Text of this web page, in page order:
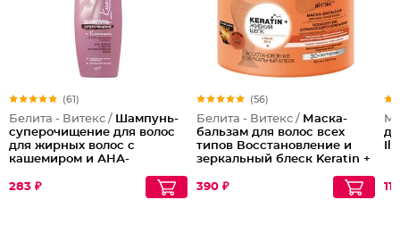
(61)
Белита - Витекс / Шампунь-
суперочищение для волос
для жирных волос с
кашемиром и АНА-
283 ₽
(56)
Белита - Витекс / Маска-
бальзам для волос всех
типов Восстановление и
зеркальный блеск Keratin +
390 ₽